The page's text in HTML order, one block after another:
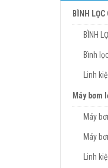
BÌNH LỌC
BÌNH
Bình
Linh
Máy bơm
Máy
Máy
Linh